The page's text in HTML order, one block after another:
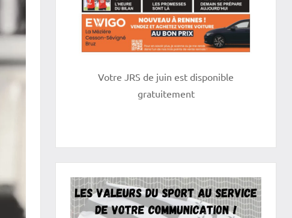
Votre JRS de juin est disponible
gratuitement